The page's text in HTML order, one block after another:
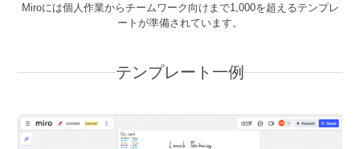
Miroには個人作業からチームワーク向けまで1,000を超えるテンプレ
ートが準備されています。
テンプレート一例